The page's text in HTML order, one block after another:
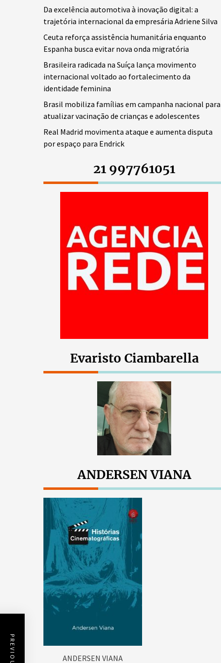
Da excelência automotiva à inovação digital: a
trajetória internacional da empresária Adriene Silva
Ceuta reforça assistência humanitária enquanto
Espanha busca evitar nova onda migratória
Brasileira radicada na Suíça lança movimento
internacional voltado ao fortalecimento da
identidade feminina
Brasil mobiliza famílias em campanha nacional para
atualizar vacinação de crianças e adolescentes
Real Madrid movimenta ataque e aumenta disputa
por espaço para Endrick
21 997761051
Evaristo Ciambarella
ANDERSEN VIANA
ANDERSEN VIANA